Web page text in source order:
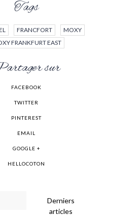
Tags
FRANCFORT
MOXY
FRANKFURT EAST
sur
FACEBOOK
TWITTER
PINTEREST
EMAIL
GOOGLE +
HELLOCOTON
Derniers
articles